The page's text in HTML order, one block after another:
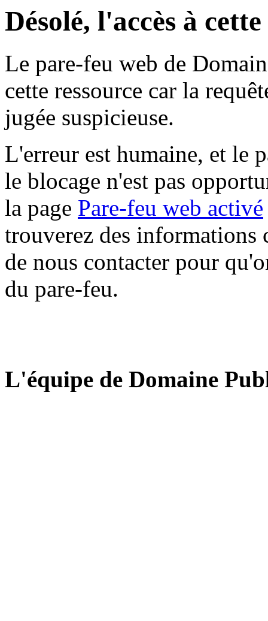
Désolé, l'accès à
Le pare-feu web de
cette ressource car la
jugée suspicieuse.
L'erreur est humaine, et le
le blocage n'est pas
la page Pare-feu web activé
trouverez des informations
de nous contacter pour
du pare-feu.
L'équipe de Domaine